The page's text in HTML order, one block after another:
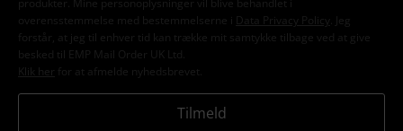
produkter. Mine personoplysninger vil blive behandlet i
overensstemmelse med bestemmelserne i
Data Privacy Policy
. Jeg
forstår, at jeg til enhver tid kan trække mit samtykke tilbage ved at give
besked til EMP Mail Order UK Ltd.
Klik her
for at afmelde nyhedsbrevet.
Tilmeld